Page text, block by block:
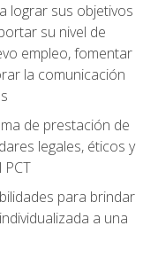
lograr sus objetivos
su nivel de
empleo, fomentar
la comunicación
de prestación de
legales, éticos y
para brindar
a una